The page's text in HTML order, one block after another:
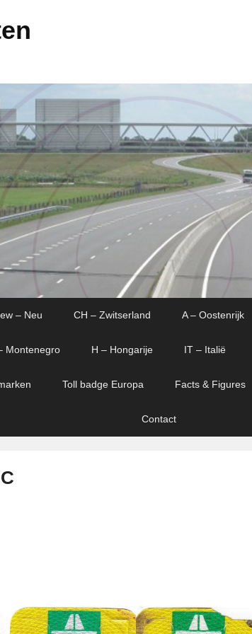
– Neu CH – Zwitserland A – Oostenrijk
Montenegro H – Hongarije IT – Italië
Toll badge Europa Facts & Figures
Contact